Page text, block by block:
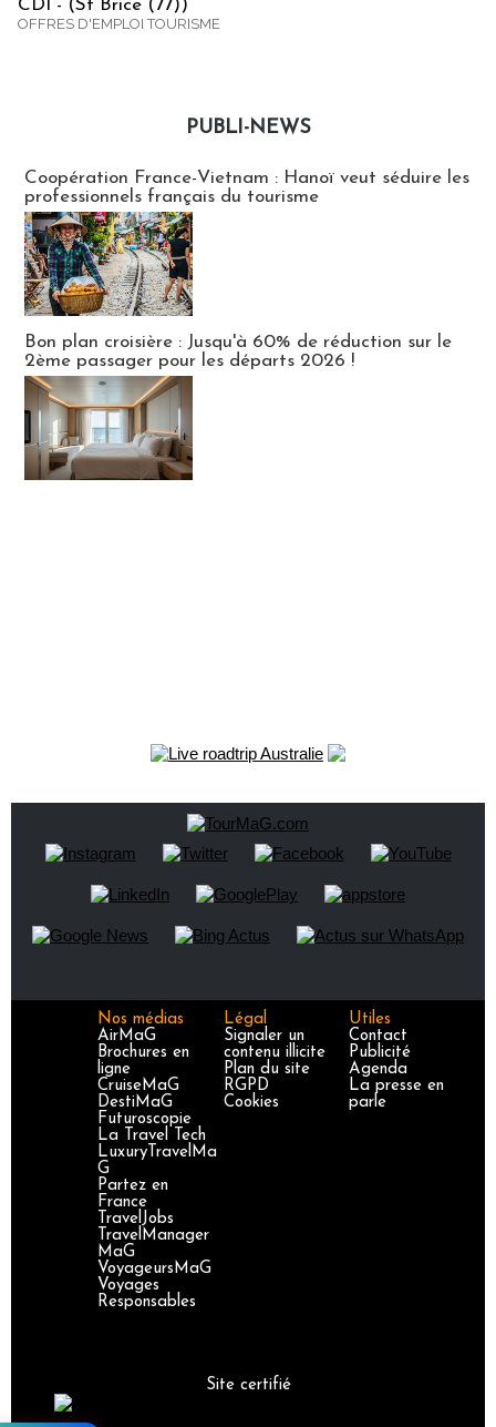
CDI - (St Brice (77))
OFFRES D'EMPLOI TOURISME
PUBLI-NEWS
Coopération France-Vietnam : Hanoï veut séduire les
professionnels français du tourisme
Bon plan croisière : Jusqu'à 60% de réduction sur le
2ème passager pour les départs 2026 !
Nos médias
AirMaG
Brochures en
ligne
CruiseMaG
DestiMaG
Futuroscopie
La Travel Tech
LuxuryTravelMa
G
Partez en
France
TravelJobs
TravelManager
MaG
VoyageursMaG
Voyages
Responsables
Légal
Signaler un
contenu illicite
Plan du site
RGPD
Cookies
Utiles
Contact
Publicité
Agenda
La presse en
parle
Site certifié